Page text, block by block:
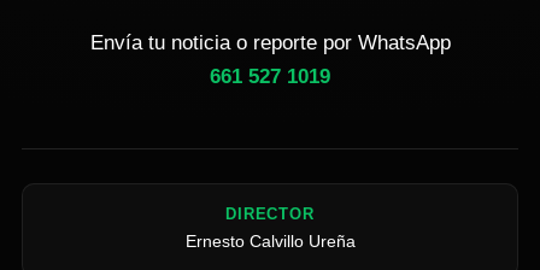
Envía tu noticia o reporte por WhatsApp
661 527 1019
DIRECTOR
Ernesto Calvillo Ureña